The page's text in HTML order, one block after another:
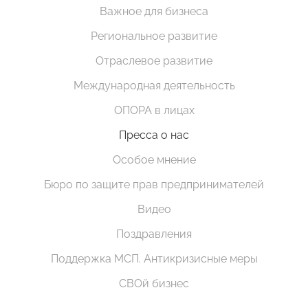
Важное для бизнеса
Региональное развитие
Отраслевое развитие
Международная деятельность
ОПОРА в лицах
Пресса о нас
Особое мнение
Бюро по защите прав предпринимателей
Видео
Поздравления
Поддержка МСП. Антикризисные меры
СВОй бизнес